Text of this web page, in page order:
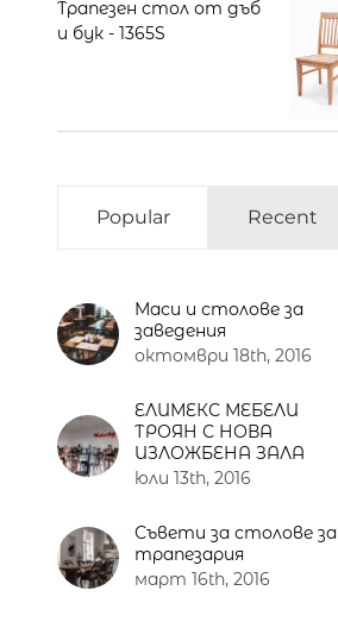
Трапезен стол от дъб
и бук - 1365S
Popular Recent
Маси и столове за
заведения
октомври 18th, 2016
ЕЛИМЕКС МЕБЕЛИ
ТРОЯН С НОВА
ИЗЛОЖБЕНА ЗАЛА
юли 13th, 2016
Съвети за столове за
трапезария
март 16th, 2016